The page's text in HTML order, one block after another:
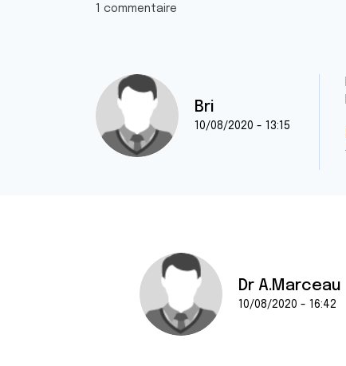
1 commentaire
Bri
10/08/2020 - 13:15
Dr A.Marceau
10/08/2020 - 16:42